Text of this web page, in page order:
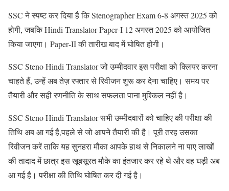
SSC ने स्पष्ट कर दिया है कि Stenographer Exam 6‑8 अगस्त 2025 को
होगी, जबकि Hindi Translator Paper‑I 12 अगस्त 2025 को आयोजित
किया जाएगा। Paper‑II की तारीख बाद में घोषित होगी।
SSC Steno Hindi Translator जो उम्मीदवार इस परीक्षा को क्लियर करना
चाहते हैं, उन्हें अब तेज़ रफ्तार से रिवीजन शुरू कर देना चाहिए। समय पर
तैयारी और सही रणनीति के साथ सफलता पाना मुश्किल नहीं है।
SSC Steno Hindi Translator सभी उम्मीदवारों को चाहिए की परीक्षा की
तिथि अब आ गई है,पहले से जो आपने तैयारी की है। पूरी तरह उसका
रिवीजन करें ताकि यह सुनहरा मौका आपके हाथ से निकालने ना पाए लाखों
की तादाद में छात्र इस खूबसूरत मौके का इंतजार कर रहे थे और वह घड़ी अब
आ गई है। परीक्षा की तिथि घोषित कर दी गई है।